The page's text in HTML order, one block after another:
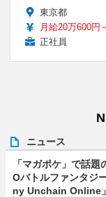
東京都
月給20万600円
正社員
ニュース
「マガポケ」で話題
Oバトルファンタジ
ny Unchain Online